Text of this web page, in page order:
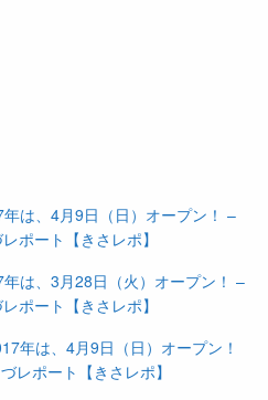
は、4月9日（日）オープン！ –
ポート【きさレポ】
は、3月28日（火）オープン！ –
ポート【きさレポ】
年は、4月9日（日）オープン！
レポート【きさレポ】